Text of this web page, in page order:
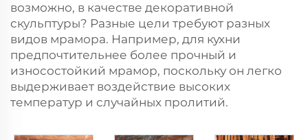
возможно, в качестве декоративной
скульптуры? Разные цели требуют разных
видов мрамора. Например, для кухни
предпочтительнее более прочный и
износостойкий мрамор, поскольку он легко
выдерживает воздействие высоких
температур и случайных пролитий.